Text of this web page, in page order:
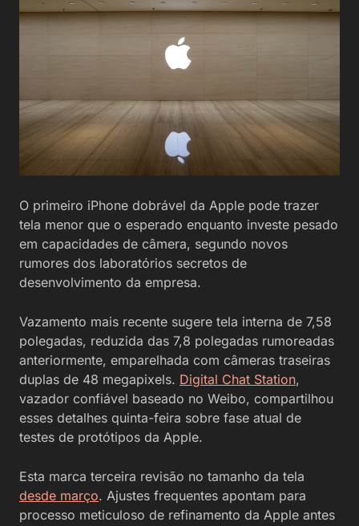
O primeiro iPhone dobrável da Apple pode trazer
tela menor que o esperado enquanto investe pesado
em capacidades de câmera, segundo novos
rumores dos laboratórios secretos de
desenvolvimento da empresa.
Vazamento mais recente sugere tela interna de 7,58
polegadas, reduzida das 7,8 polegadas rumoreadas
anteriormente, emparelhada com câmeras traseiras
duplas de 48 megapixels. Digital Chat Station,
vazador confiável baseado no Weibo, compartilhou
esses detalhes quinta-feira sobre fase atual de
testes de protótipos da Apple.
Esta marca terceira revisão no tamanho da tela
desde março. Ajustes frequentes apontam para
processo meticuloso de refinamento da Apple antes